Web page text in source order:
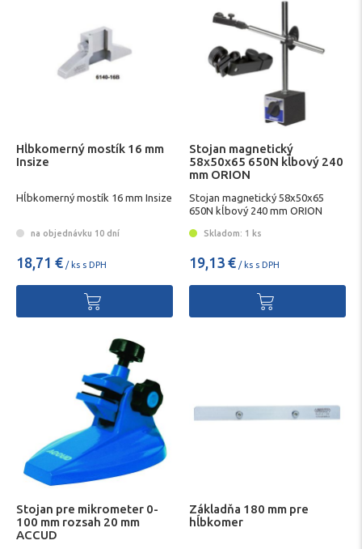
Hĺbkomerný mostík 16 mm
Insize
Hĺbkomerný mostík 16 mm Insize
na objednávku 10 dní
18,71 € / ks s DPH
Stojan magnetický
58x50x65 650N kĺbový 240
mm ORION
Stojan magnetický 58x50x65
650N kĺbový 240 mm ORION
Skladom: 1 ks
19,13 € / ks s DPH
Stojan pre mikrometer 0-
100 mm rozsah 20 mm
ACCUD
Základňa 180 mm pre
hĺbkomer